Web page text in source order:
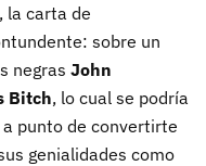
la carta de
sobre un
negras John
Bitch, lo cual se podría
punto de convertirte
genialidades como